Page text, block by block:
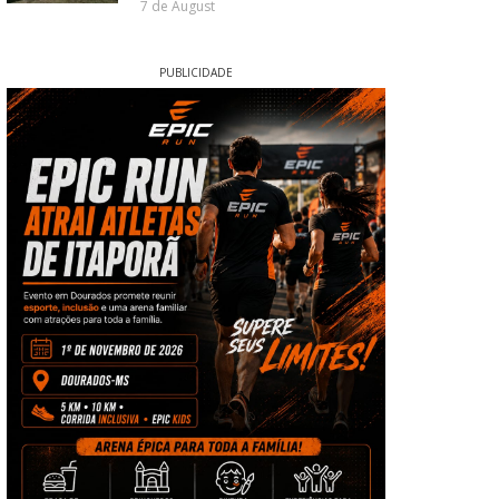
7 de August
PUBLICIDADE